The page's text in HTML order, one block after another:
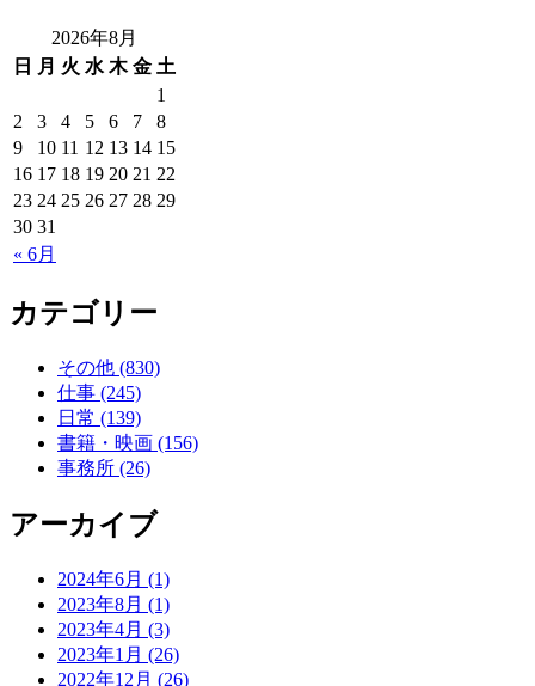
2026年8月
日
月 火 水 木 金 土
« 6月
1
2
3 4 5 6 7
8
9
10 11 12 13 14 15
16 17 18 19 20 21 22
23 24 25 26 27 28 29
30 31
カテゴリー
その他 (830)
仕事 (245)
日常 (139)
書籍・映画 (156)
事務所 (26)
アーカイブ
2024年6月 (1)
2023年8月 (1)
2023年4月 (3)
2023年1月 (26)
2022年12月 (26)